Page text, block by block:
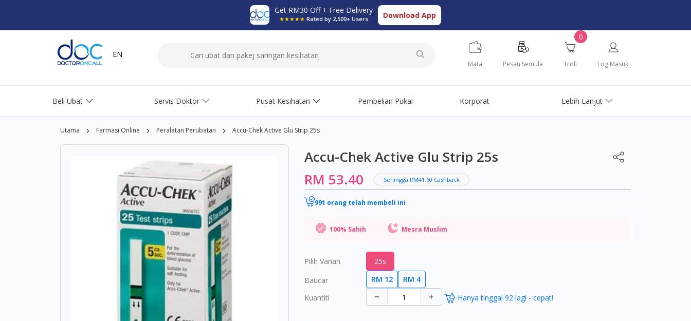
Get RM30 Off + Free Delivery
★★★★★ Rated by 2,500+ Users Download App
EN
Mata Pesan Semula
0
Troli Log Masuk
Beli Ubat Servis Doktor Pusat Kesihatan Pembelian Pukal Korporat Lebih Lanjut
Utama Farmasi Online Peralatan Perubatan Accu-Chek Active Glu Strip 25s
Accu-Chek Active Glu Strip 25s
RM 53.40
Sehingga RM41.60 Cashback
991 orang telah membeli ini
100% Sahih Mesra Muslim
Pilih Varian
25s
Baucar
RM 12
RM 4
Kuantiti
Hanya tinggal 92 lagi - cepat!